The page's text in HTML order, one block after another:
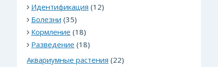
Идентификация (12)
Болезни (35)
Кормление (18)
Разведение (18)
Аквариумные растения (22)